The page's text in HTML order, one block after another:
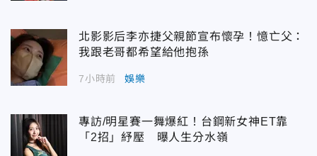
北影影后李亦捷父親節宣布懷孕！憶亡父：
我跟老哥都希望給他抱孫
7小時前 娛樂
專訪/明星賽一舞爆紅！台鋼新女神ET靠
「2招」紓壓 曝人生分水嶺